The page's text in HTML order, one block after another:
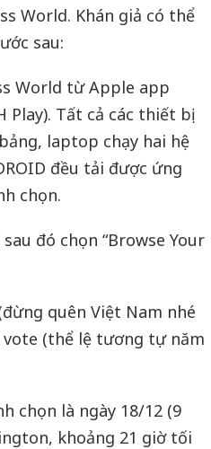
World. Khán giả có thể
sau:
World từ Apple app
Play). Tất cả các thiết bị
laptop chạy hai hệ
đều tải được ứng
chọn.
đó chọn “Browse Your
quên Việt Nam nhé
(thể lệ tương tự năm
chọn là ngày 18/12 (9
khoảng 21 giờ tối